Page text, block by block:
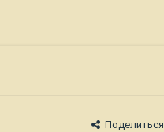
Поделиться